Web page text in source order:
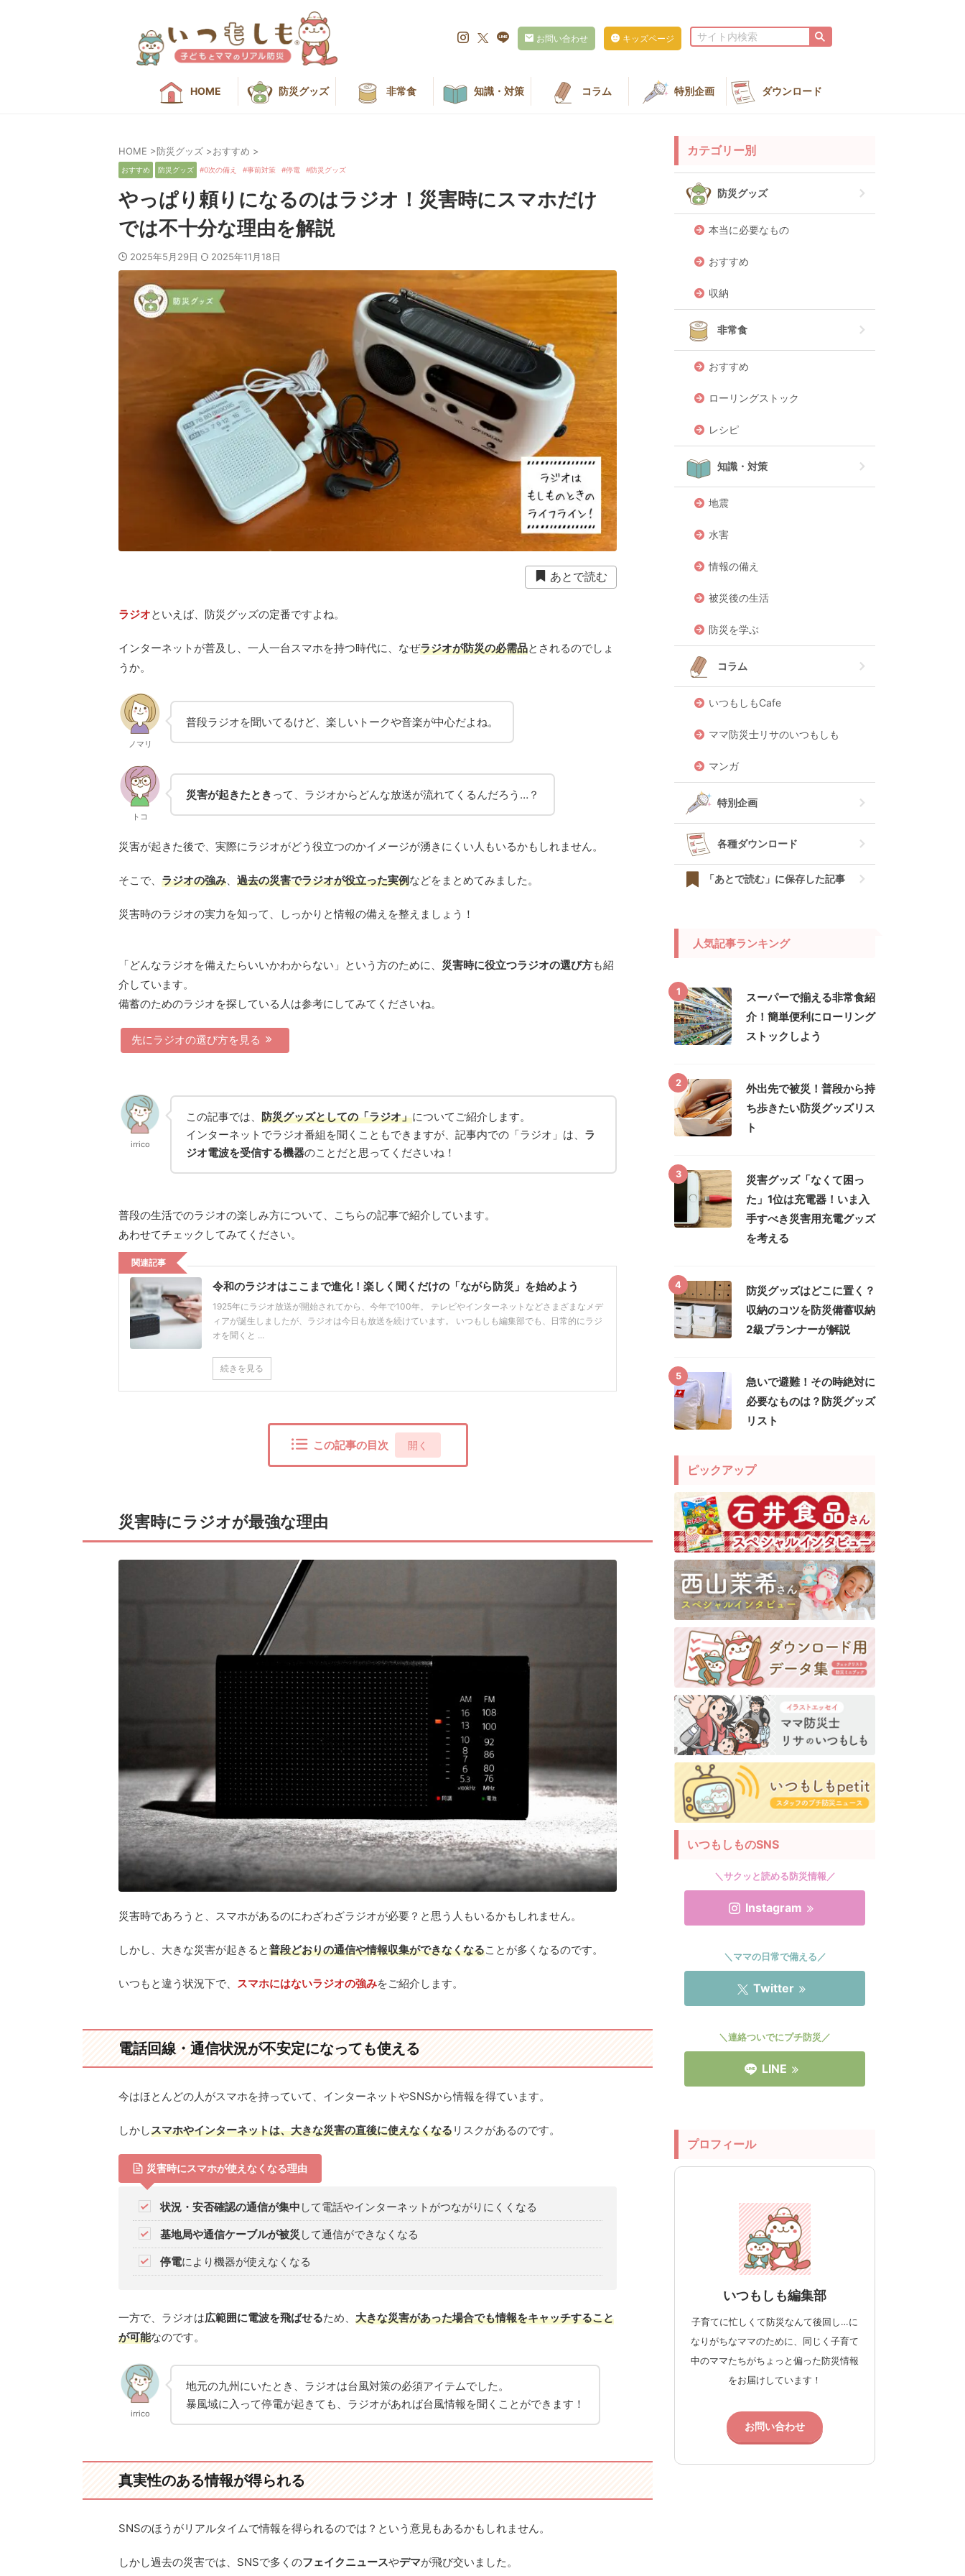
お問い合わせ キッズページ
HOME 防災グッズ 非常食 知識・対策 コラム 特別企画 ダウンロード
HOME >防災グッズ >おすすめ >
おすすめ 防災グッズ 0次の備え 事前対策 停電 防災グッズ
やっぱり頼りになるのはラジオ！災害時にスマホだけ
では不十分な理由を解説
2025年5月29日 2025年11月18日
あとで読む
ラジオといえば、防災グッズの定番ですよね。
インターネットが普及し、一人一台スマホを持つ時代に、なぜラジオが防災の必需品とされるのでしょ
うか。
ノマリ
普段ラジオを聞いてるけど、楽しいトークや音楽が中心だよね。
トコ
災害が起きたとき って、ラジオからどんな放送が流れてくるんだろう…？
災害が起きた後で、実際にラジオがどう役立つのかイメージが湧きにくい人もいるかもしれません。
そこで、 ラジオの強み、 過去の災害でラジオが役立った実例などをまとめてみました。
災害時のラジオの実力を知って、しっかりと情報の備えを整えましょう！
「どんなラジオを備えたらいいかわからない」という方のために、 災害時に役立つラジオの選び方も紹
介しています。
備蓄のためのラジオを探している人は参考にしてみてくださいね。
先にラジオの選び方を見る
irrico
この記事では、 防災グッズとしての「ラジオ」についてご紹介します。
インターネットでラジオ番組を聞くこともできますが、記事内での「ラジオ」は、 ラ
ジオ電波を受信する機器のことだと思ってくださいね！
普段の生活でのラジオの楽しみ方について、こちらの記事で紹介しています。
あわせてチェックしてみてください。
関連記事
令和のラジオはここまで進化！楽しく聞くだけの「ながら防災」を始めよう
1925年にラジオ放送が開始されてから、今年で100年。 テレビやインターネットなどさまざまなメデ
ィアが誕生しましたが、ラジオは今日も放送を続けています。 いつもしも編集部でも、日常的にラジ
オを聞くと ...
続きを見る
この記事の目次 開く
災害時にラジオが最強な理由
災害時であろうと、スマホがあるのにわざわざラジオが必要？と思う人もいるかもしれません。
しかし、大きな災害が起きると普段どおりの通信や情報収集ができなくなることが多くなるのです。
いつもと違う状況下で、 スマホにはないラジオの強みをご紹介します。
電話回線・通信状況が不安定になっても使える
今はほとんどの人がスマホを持っていて、インターネットやSNSから情報を得ています。
しかしスマホやインターネットは、大きな災害の直後に使えなくなるリスクがあるのです。
災害時にスマホが使えなくなる理由
状況・安否確認の通信が集中 して電話やインターネットがつながりにくくなる
基地局や通信ケーブルが被災 して通信ができなくなる
停電により機器が使えなくなる
一方で、ラジオは広範囲に電波を飛ばせるため、 大きな災害があった場合でも情報をキャッチすること
が可能なのです。
irrico
地元の九州にいたとき、ラジオは台風対策の必須アイテムでした。
暴風域に入って停電が起きても、ラジオがあれば台風情報を聞くことができます！
真実性のある情報が得られる
SNSのほうがリアルタイムで情報を得られるのでは？という意見もあるかもしれません。
しかし過去の災害では、SNSで多くのフェイクニュースやデマが飛び交いました。
カテゴリー別
防災グッズ
本当に必要なもの
おすすめ
収納
非常食
おすすめ
ローリングストック
レシピ
知識・対策
地震
水害
情報の備え
被災後の生活
防災を学ぶ
コラム
いつもしもCafe
ママ防災士リサのいつもしも
マンガ
特別企画
各種ダウンロード
「あとで読む」に保存した記事
人気記事ランキング
1
スーパーで揃える非常食紹
介！簡単便利にローリング
ストックしよう
2
外出先で被災！普段から持
ち歩きたい防災グッズリス
ト
3
災害グッズ「なくて困っ
た」1位は充電器！いま入
手すべき災害用充電グッズ
を考える
4
防災グッズはどこに置く？
収納のコツを防災備蓄収納
2級プランナーが解説
5
急いで避難！その時絶対に
必要なものは？防災グッズ
リスト
ピックアップ
いつもしものSNS
＼サクッと読める防災情報／
Instagram
＼ママの日常で備える／
Twitter
＼連絡ついでにプチ防災／
LINE
プロフィール
いつもしも編集部
子育てに忙しくて防災なんて後回し…に
なりがちなママのために、同じく子育て
中のママたちがちょっと偏った防災情報
をお届けしています！
お問い合わせ